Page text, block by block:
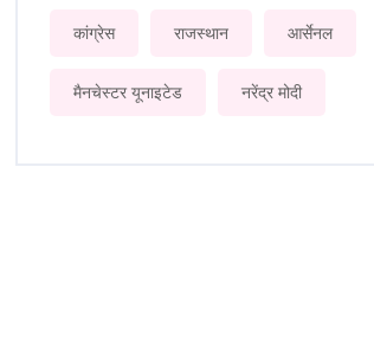
कांग्रेस राजस्थान आर्सेनल
मैनचेस्टर यूनाइटेड नरेंद्र मोदी